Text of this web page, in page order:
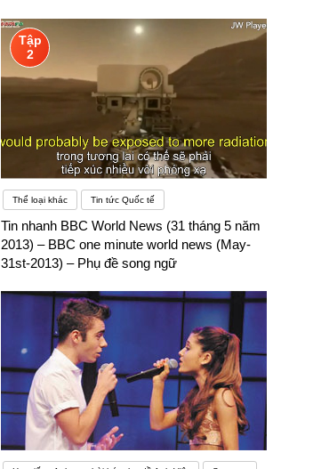
Tập
2
Thể loại khác Tin tức Quốc tế
Tin nhanh BBC World News (31 tháng 5 năm
2013) – BBC one minute world news (May-
31st-2013) – Phụ đề song ngữ